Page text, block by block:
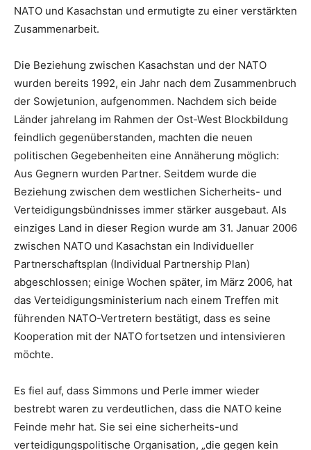
NATO und Kasachstan und ermutigte zu einer verstärkten
Zusammenarbeit.
Die Beziehung zwischen Kasachstan und der NATO
wurden bereits 1992, ein Jahr nach dem Zusammenbruch
der Sowjetunion, aufgenommen. Nachdem sich beide
Länder jahrelang im Rahmen der Ost-West Blockbildung
feindlich gegenüberstanden, machten die neuen
politischen Gegebenheiten eine Annäherung möglich:
Aus Gegnern wurden Partner. Seitdem wurde die
Beziehung zwischen dem westlichen Sicherheits- und
Verteidigungsbündnisses immer stärker ausgebaut. Als
einziges Land in dieser Region wurde am 31. Januar 2006
zwischen NATO und Kasachstan ein Individueller
Partnerschaftsplan (Individual Partnership Plan)
abgeschlossen; einige Wochen später, im März 2006, hat
das Verteidigungsministerium nach einem Treffen mit
führenden NATO-Vertretern bestätigt, dass es seine
Kooperation mit der NATO fortsetzen und intensivieren
möchte.
Es fiel auf, dass Simmons und Perle immer wieder
bestrebt waren zu verdeutlichen, dass die NATO keine
Feinde mehr hat. Sie sei eine sicherheits-und
verteidigungspolitische Organisation, „die gegen kein